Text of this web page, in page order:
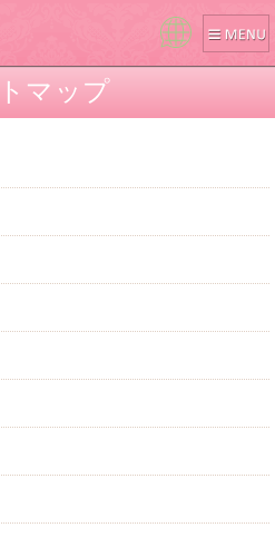
マップ